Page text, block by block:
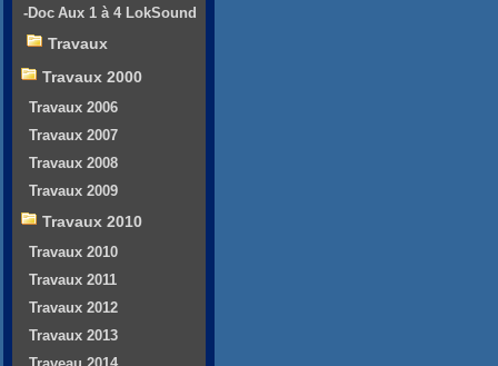
-Doc Aux 1 à 4 LokSound
Travaux
Travaux 2000
Travaux 2006
Travaux 2007
Travaux 2008
Travaux 2009
Travaux 2010
Travaux 2010
Travaux 2011
Travaux 2012
Travaux 2013